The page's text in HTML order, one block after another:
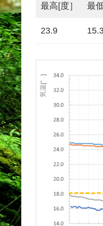
最高[度］ 最
23.9